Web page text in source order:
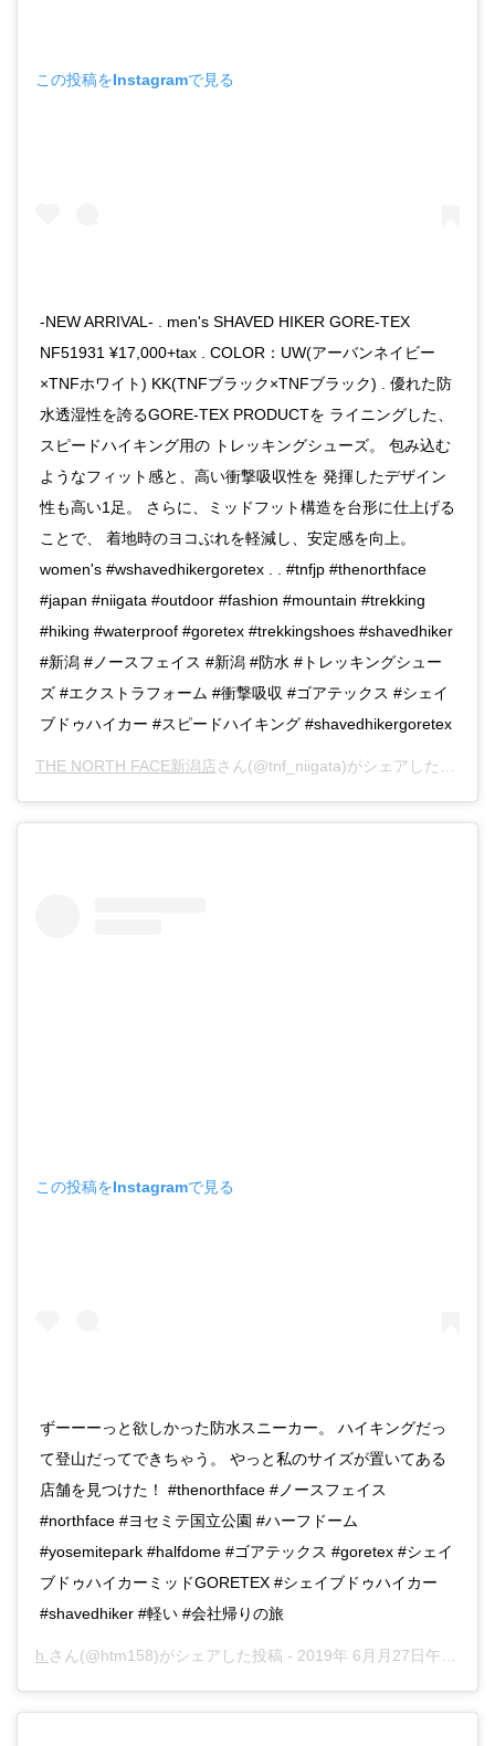
この投稿をInstagramで見る
-NEW ARRIVAL- . men's SHAVED HIKER GORE-TEX
NF51931 ¥17,000+tax . COLOR：UW(アーバンネイビー
×TNFホワイト) KK(TNFブラック×TNFブラック) . 優れた防
水透湿性を誇るGORE-TEX PRODUCTを ライニングした、
スピードハイキング用の トレッキングシューズ。 包み込む
ようなフィット感と、高い衝撃吸収性を 発揮したデザイン
性も高い1足。 さらに、ミッドフット構造を台形に仕上げる
ことで、 着地時のヨコぶれを軽減し、安定感を向上。
women's #wshavedhikergoretex . . #tnfjp #thenorthface
#japan #niigata #outdoor #fashion #mountain #trekking
#hiking #waterproof #goretex #trekkingshoes #shavedhiker
#新潟 #ノースフェイス #新潟 #防水 #トレッキングシュー
ズ #エクストラフォーム #衝撃吸収 #ゴアテックス #シェイ
ブドゥハイカー #スピードハイキング #shavedhikergoretex
THE NORTH FACE新潟店さん(@tnf_niigata)がシェアした投稿 -
この投稿をInstagramで見る
ずーーーっと欲しかった防水スニーカー。 ハイキングだっ
て登山だってできちゃう。 やっと私のサイズが置いてある
店舗を見つけた！ #thenorthface #ノースフェイス
#northface #ヨセミテ国立公園 #ハーフドーム
#yosemitepark #halfdome #ゴアテックス #goretex #シェイ
ブドゥハイカーミッドGORETEX #シェイブドゥハイカー
#shavedhiker #軽い #会社帰りの旅
h.さん(@htm158)がシェアした投稿 - 2019年 6月月27日午前6時28分PDT